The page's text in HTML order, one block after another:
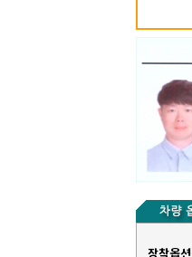
장착옵션